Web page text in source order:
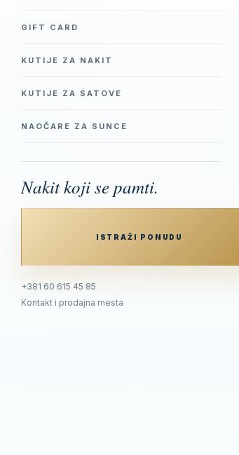
GIFT CARD
KUTIJE ZA NAKIT
KUTIJE ZA SATOVE
NAOČARE ZA SUNCE
Nakit koji se pamti.
ISTRAŽI PONUDU
+381 60 615 45 85
Kontakt i prodajna mesta